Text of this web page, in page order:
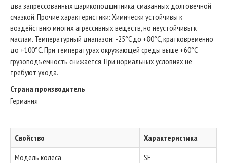
два запрессованных шарикоподшипника, смазанных долговечной
смазкой. Прочие характеристики: Химически устойчивы к
воздействию многих агрессивных веществ, но неустойчивы к
маслам. Температурный диапазон: -25°C до +80°C, кратковременно
до +100°C. При температурах окружающей среды выше +60°C
грузоподъёмность снижается. При нормальных условиях не
требуют ухода.
Страна производитель
Германия
Свойство
Характеристика
Модель колеса
SE